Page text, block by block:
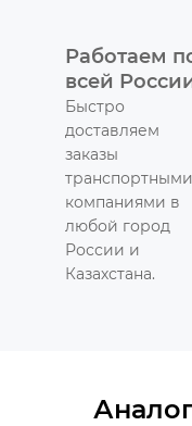
Работаем
всей
Быстро
доставляем
заказы
транспортными
компаниями в
любой город
России и
Казахстана.